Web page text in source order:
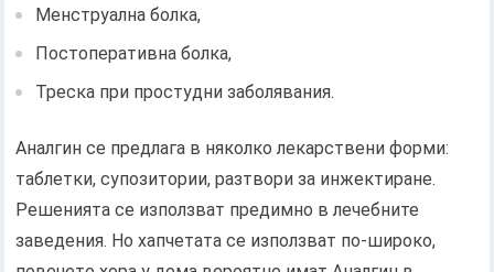
Менструална болка,
Постоперативна болка,
Треска при простудни заболявания.
Аналгин се предлага в няколко лекарствени форми:
таблетки, супозитории, разтвори за инжектиране.
Решенията се използват предимно в лечебните
заведения. Но хапчетата се използват по-широко,